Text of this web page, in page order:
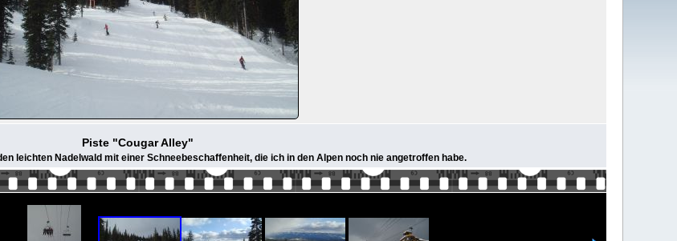
Piste "Cougar Alley"
leichten Nadelwald mit einer Schneebeschaffenheit, die ich in den Alpen noch nie angetroffen habe.